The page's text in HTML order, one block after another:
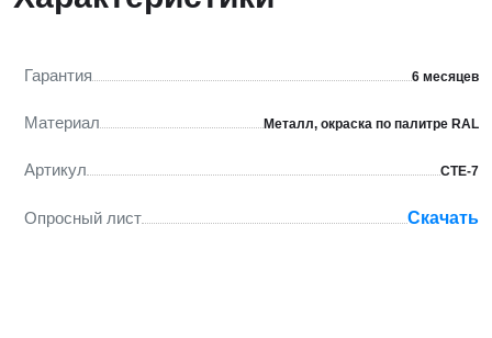
Гарантия 6 месяцев
Материал Металл, окраска по палитре RAL
Артикул СТЕ-7
Опросный лист Скачать